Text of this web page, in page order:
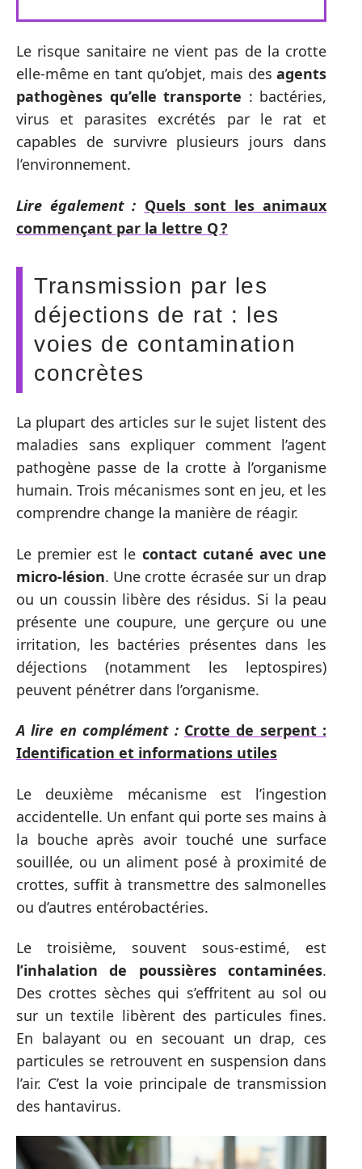
Le risque sanitaire ne vient pas de la crotte
elle-même en tant qu’objet, mais des agents
pathogènes qu’elle transporte : bactéries,
virus et parasites excrétés par le rat et
capables de survivre plusieurs jours dans
l’environnement.
Lire également : Quels sont les animaux
commençant par la lettre Q ?
Transmission par les
déjections de rat : les
voies de contamination
concrètes
La plupart des articles sur le sujet listent des
maladies sans expliquer comment l’agent
pathogène passe de la crotte à l’organisme
humain. Trois mécanismes sont en jeu, et les
comprendre change la manière de réagir.
Le premier est le contact cutané avec une
micro-lésion. Une crotte écrasée sur un drap
ou un coussin libère des résidus. Si la peau
présente une coupure, une gerçure ou une
irritation, les bactéries présentes dans les
déjections (notamment les leptospires)
peuvent pénétrer dans l’organisme.
A lire en complément : Crotte de serpent :
Identification et informations utiles
Le deuxième mécanisme est l’ingestion
accidentelle. Un enfant qui porte ses mains à
la bouche après avoir touché une surface
souillée, ou un aliment posé à proximité de
crottes, suffit à transmettre des salmonelles
ou d’autres entérobactéries.
Le troisième, souvent sous-estimé, est
l’inhalation de poussières contaminées.
Des crottes sèches qui s’effritent au sol ou
sur un textile libèrent des particules fines.
En balayant ou en secouant un drap, ces
particules se retrouvent en suspension dans
l’air. C’est la voie principale de transmission
des hantavirus.